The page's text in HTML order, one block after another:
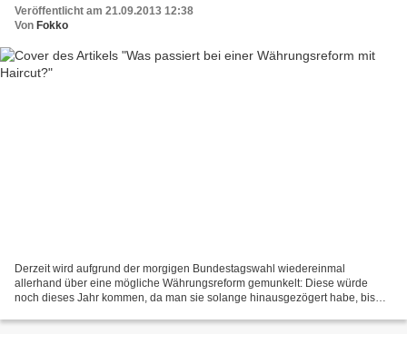
Veröffentlicht am 21.09.2013 12:38
Von Fokko
Derzeit wird aufgrund der morgigen Bundestagswahl wiedereinmal
allerhand über eine mögliche Währungsreform gemunkelt: Diese würde
noch dieses Jahr kommen, da man sie solange hinausgezögert habe, bis